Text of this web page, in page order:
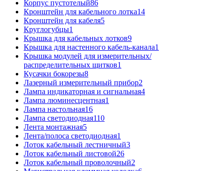
Корпус пустотелый86
Кронштейн для кабельного лотка14
Кронштейн для кабеля5
Круглогубцы1
Крышка для кабельных лотков9
Крышка для настенного кабель-канала1
Крышка модулей для измерительных/
распределительных щитков1
Кусачки бокорезы8
Лазерный измерительный прибор2
Лампа индикаторная и сигнальная4
Лампа люминесцентная1
Лампа настольная16
Лампа светодиодная110
Лента монтажная5
Лента/полоса светодиодная1
Лоток кабельный лестничный3
Лоток кабельный листовой26
Лоток кабельный проволочный2